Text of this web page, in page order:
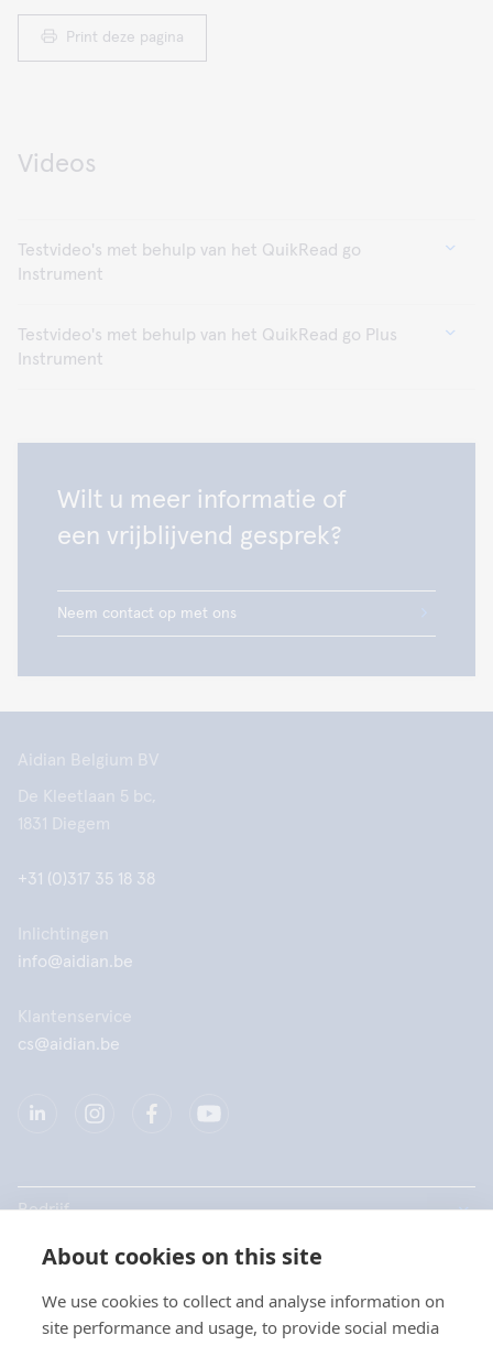
About cookies on this site
We use cookies to collect and analyse information on
site performance and usage, to provide social media
Print deze pagina
Videos
Testvideo's met behulp van het QuikRead go
Instrument
Testvideo's met behulp van het QuikRead go Plus
Instrument
Wilt u meer informatie of
een vrijblijvend gesprek?
Neem contact op met ons
Aidian Belgium BV
De Kleetlaan 5 bc,
1831 Diegem
+31 (0)317 35 18 38
Inlichtingen
info@aidian.be
Klantenservice
cs@aidian.be
Bedrijf
Producten
Snelkoppelingen